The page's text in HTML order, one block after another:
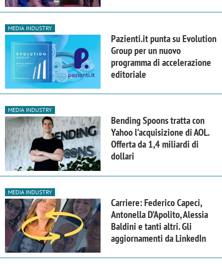
MEDIA INDUSTRY
Pazienti.it punta su Evolution
Group per un nuovo
programma di accelerazione
editoriale
MEDIA INDUSTRY
Bending Spoons tratta con
Yahoo l’acquisizione di AOL.
Offerta da 1,4 miliardi di
dollari
MEDIA INDUSTRY
Carriere: Federico Capeci,
Antonella D’Apolito, Alessia
Baldini e tanti altri. Gli
aggiornamenti da LinkedIn